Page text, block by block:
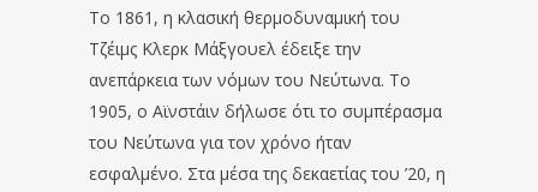
Το 1861, η κλασική θερμοδυναμική του
Τζέιμς Κλερκ Μάξγουελ έδειξε την
ανεπάρκεια των νόμων του Νεύτωνα. Το
1905, ο Αϊνστάιν δήλωσε ότι το συμπέρασμα
του Νεύτωνα για τον χρόνο ήταν
εσφαλμένο. Στα μέσα της δεκαετίας του ’20, η